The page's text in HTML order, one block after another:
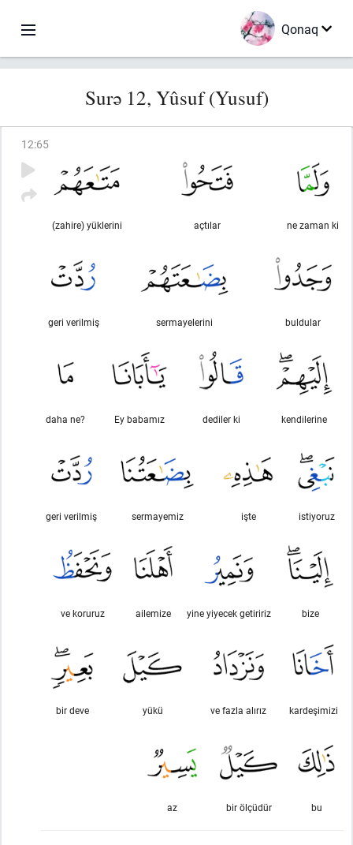
Qonaq
Surə 12, Yûsuf (Yusuf)
12:65
ne zaman ki
açtılar
(zahire) yüklerini
buldular
sermayelerini
geri verilmiş
kendilerine
dediler ki
Ey babamız
daha ne?
istiyoruz
işte
sermayemiz
geri verilmiş
bize
yine yiyecek getiririz
ailemize
ve koruruz
kardeşimizi
ve fazla alırız
yükü
bir deve
bu
bir ölçüdür
az